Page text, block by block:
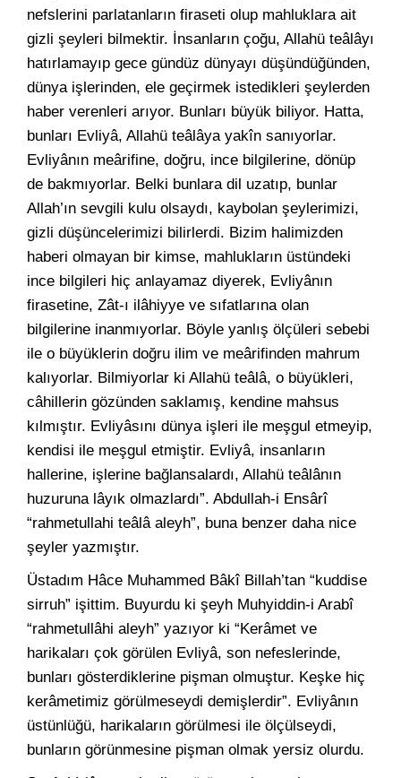
nefslerini parlatanların firaseti olup mahluklara ait
gizli şeyleri bilmektir. İnsanların çoğu, Allahü teâlâyı
hatırlamayıp gece gündüz dünyayı düşündüğünden,
dünya işlerinden, ele geçirmek istedikleri şeylerden
haber verenleri arıyor. Bunları büyük biliyor. Hatta,
bunları Evliyâ, Allahü teâlâya yakîn sanıyorlar.
Evliyânın meârifine, doğru, ince bilgilerine, dönüp
de bakmıyorlar. Belki bunlara dil uzatıp, bunlar
Allah’ın sevgili kulu olsaydı, kaybolan şeylerimizi,
gizli düşüncelerimizi bilirlerdi. Bizim halimizden
haberi olmayan bir kimse, mahlukların üstündeki
ince bilgileri hiç anlayamaz diyerek, Evliyânın
firasetine, Zât-ı ilâhiyye ve sıfatlarına olan
bilgilerine inanmıyorlar. Böyle yanlış ölçüleri sebebi
ile o büyüklerin doğru ilim ve meârifinden mahrum
kalıyorlar. Bilmiyorlar ki Allahü teâlâ, o büyükleri,
câhillerin gözünden saklamış, kendine mahsus
kılmıştır. Evliyâsını dünya işleri ile meşgul etmeyip,
kendisi ile meşgul etmiştir. Evliyâ, insanların
hallerine, işlerine bağlansalardı, Allahü teâlânın
huzuruna lâyık olmazlardı”. Abdullah-i Ensârî
“rahmetullahi teâlâ aleyh”, buna benzer daha nice
şeyler yazmıştır.
Üstadım Hâce Muhammed Bâkî Billah’tan “kuddise
sirruh” işittim. Buyurdu ki şeyh Muhyiddin-i Arabî
“rahmetullâhi aleyh” yazıyor ki “Kerâmet ve
harikaları çok görülen Evliyâ, son nefeslerinde,
bunları gösterdiklerine pişman olmuştur. Keşke hiç
kerâmetimiz görülmeseydi demişlerdir”. Evliyânın
üstünlüğü, harikaların görülmesi ile ölçülseydi,
bunların görünmesine pişman olmak yersiz olurdu.